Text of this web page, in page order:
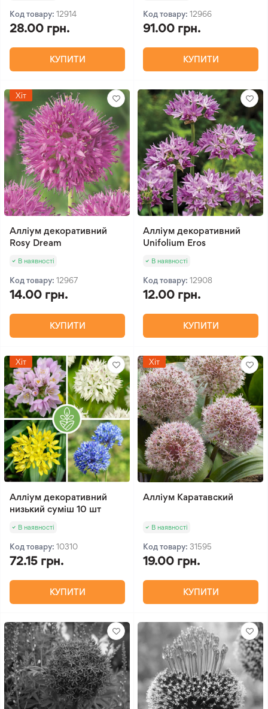
Код товару: 12914
28.00 грн.
КУПИТИ
Код товару: 12966
91.00 грн.
КУПИТИ
Хіт
Алліум декоративний
Rosy Dream
В наявності
Код товару: 12967
14.00 грн.
КУПИТИ
Алліум декоративний
Unifolium Eros
В наявності
Код товару: 12908
12.00 грн.
КУПИТИ
Хіт
Алліум декоративний
низький суміш 10 шт
В наявності
Код товару: 10310
72.15 грн.
КУПИТИ
Хіт
Алліум Каратавский
В наявності
Код товару: 31595
19.00 грн.
КУПИТИ